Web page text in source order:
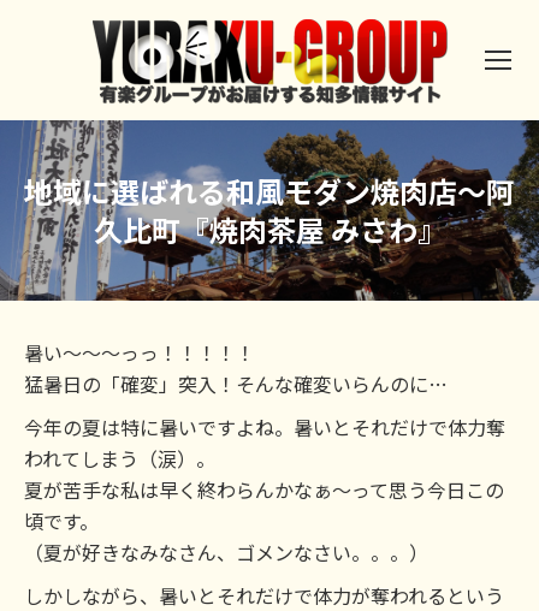
地域に選ばれる和風モダン焼肉店～阿
久比町『焼肉茶屋 みさわ』
暑い～～～っっ！！！！！
猛暑日の「確変」突入！そんな確変いらんのに…
今年の夏は特に暑いですよね。暑いとそれだけで体力奪
われてしまう（涙）。
夏が苦手な私は早く終わらんかなぁ～って思う今日この
頃です。
（夏が好きなみなさん、ゴメンなさい。。。）
しかしながら、暑いとそれだけで体力が奪われるという